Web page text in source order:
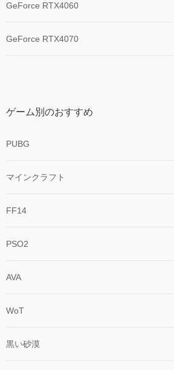
GeForce RTX4060
GeForce RTX4070
ゲーム別のおすすめ
PUBG
マインクラフト
FF14
PSO2
AVA
WoT
黒い砂漠